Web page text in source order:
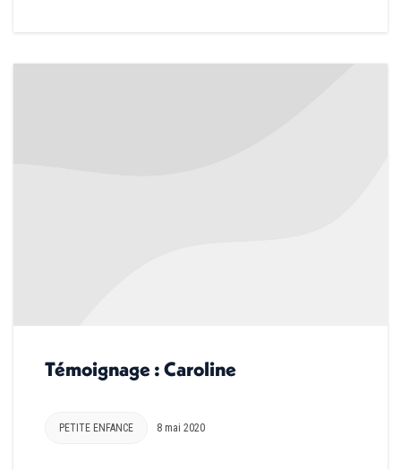
Témoignage : Caroline
PETITE ENFANCE 8 mai 2020